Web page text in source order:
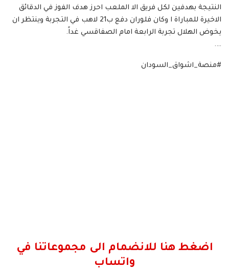
النتيجة بهدفين لكل فريق الا الملعب احرز هدف الفوز في الدقائق
الاخيرة للمباراة ا وكان فلوران دفع ب21 لاهب في التجربة وينتظر ان
يخوض الهلال تجربة الرابعة امام الصفاقسي غداً.
….
#منصة_اشواق_السودان
اضغط هنا للانضمام الى مجموعاتنا في
واتساب